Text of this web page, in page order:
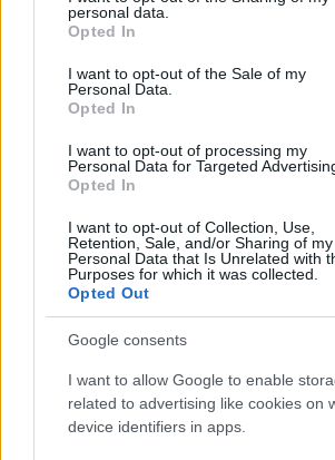
grant or deny consent to Google and its
use your data for below specified
consent section.
personal data.
Opted In
I want to opt-out of the Sale of my
Personal Data.
Opted In
I want to opt-out of processing my
Personal Data for Targeted
Opted In
I want to opt-out of Collection, Use,
Retention, Sale, and/or Sharing of my
Personal Data that Is Unrelated with
Purposes for which it was collected.
Opted Out
Google consents
I want to allow Google to enable
related to advertising like cookies on
device identifiers in apps.
fine agosto
NECROLOGIE
Mario Malu